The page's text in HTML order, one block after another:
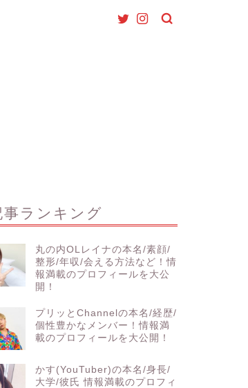
事ランキング
丸の内OLレイナの本名/素顔/
整形/年収/会える方法など！情
報満載のプロフィールを大公
開！
プリッとChannelの本名/経歴/
個性豊かなメンバー！情報満
載のプロフィールを大公開！
かす(YouTuber)の本名/身長/
大学/彼氏 情報満載のプロフィ